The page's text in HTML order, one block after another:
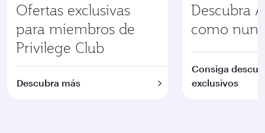
Ofertas exclusivas
para miembros de
Privilege Club
Descubra más
Descubra
como
Consiga
exclusivos